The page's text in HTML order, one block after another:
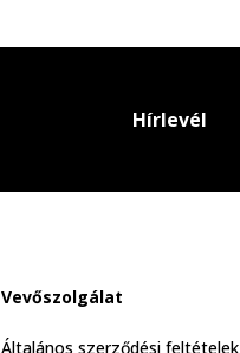
Hírlevél
Vevőszolgálat
Általános szerződési feltételek